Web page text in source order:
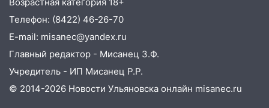
Телефон: (8422) 46-26-70
E-mail: misanec@yandex.ru
Главный редактор - Мисанец З.Ф.
Учредитель - ИП Мисанец Р.Р.
© 2014-2026 Новости Ульяновска онлайн misanec.ru